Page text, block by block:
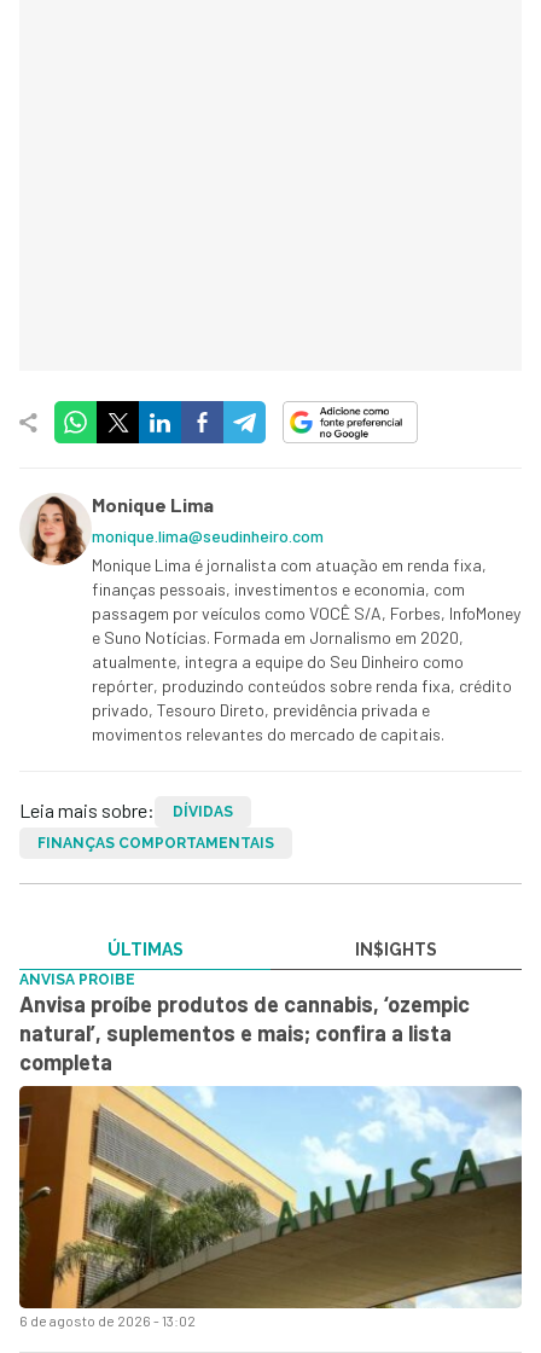
Monique Lima
monique.lima@seudinheiro.com
Monique Lima é jornalista com atuação em renda fixa,
finanças pessoais, investimentos e economia, com
passagem por veículos como VOCÊ S/A, Forbes, InfoMoney
e Suno Notícias. Formada em Jornalismo em 2020,
atualmente, integra a equipe do Seu Dinheiro como
repórter, produzindo conteúdos sobre renda fixa, crédito
privado, Tesouro Direto, previdência privada e
movimentos relevantes do mercado de capitais.
Leia mais sobre:
DÍVIDAS
FINANÇAS COMPORTAMENTAIS
ÚLTIMAS IN$IGHTS
6 de agosto de 2026 - 13:02
ANVISA PROIBE
Anvisa proíbe produtos de cannabis, ‘ozempic
natural’, suplementos e mais; confira a lista
completa